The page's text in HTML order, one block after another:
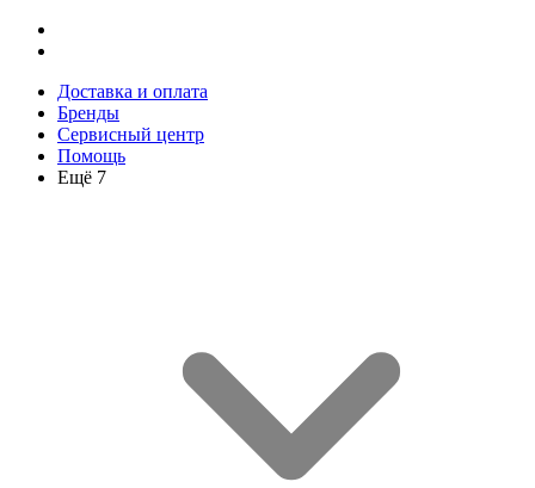
Доставка и оплата
Бренды
Сервисный центр
Помощь
Ещё 7